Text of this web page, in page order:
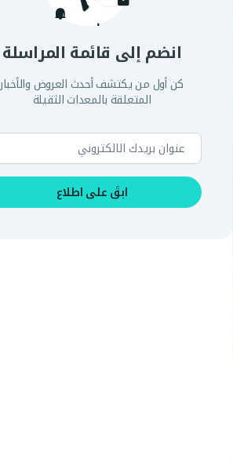
انضم إلى قائمة المراسلة
كن أول من يكتشف أحدث العروض والأخبار
المتعلقة بالمعدات الثقيلة
ابقَ على اطلاع